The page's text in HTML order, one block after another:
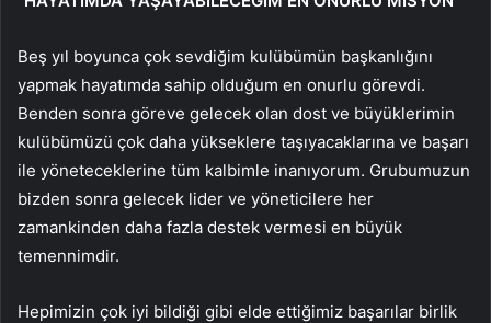
Beş yıl boyunca çok sevdiğim kulübümün başkanlığını
yapmak hayatımda sahip olduğum en onurlu görevdi.
Benden sonra göreve gelecek olan dost ve büyüklerimin
kulübümüzü çok daha yükseklere taşıyacaklarına ve başarı
ile yöneteceklerine tüm kalbimle inanıyorum. Grubumuzun
bizden sonra gelecek lider ve yöneticilere her
zamankinden daha fazla destek vermesi en büyük
temennimdir.
Hepimizin çok iyi bildiği gibi elde ettiğimiz başarılar birlik